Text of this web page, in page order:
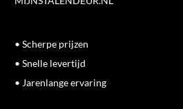
• Scherpe prijzen
• Snelle levertijd
• Jarenlange ervaring